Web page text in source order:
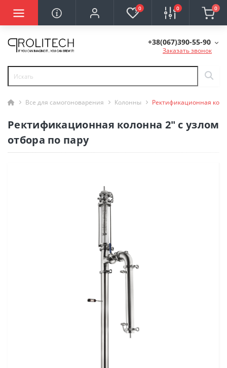
0 0 0
+38(067)390-55-90
Заказать звонок
Все для самогоноварения Колонны Ректификационная
Ректификационная колонна 2" с узлом
отбора по пару